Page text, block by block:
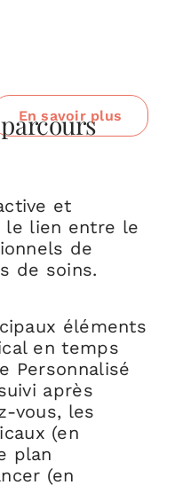
En savoir plus
et
le lien entre le
de
de soins.
éléments
en temps
Personnalisé
après
vous, les
(en
plan
(en